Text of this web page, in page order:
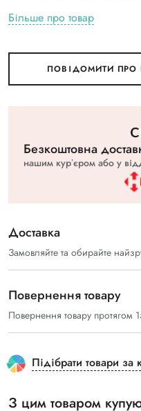
Більше про товар
ПОВІДОМИТИ ПРО
Безкоштовна
нашим курʼєром або у
Доставка
Замовляйте та обирайте
Повернення товару
Повернення товару протягом
Підібрати товари за
З цим товаром